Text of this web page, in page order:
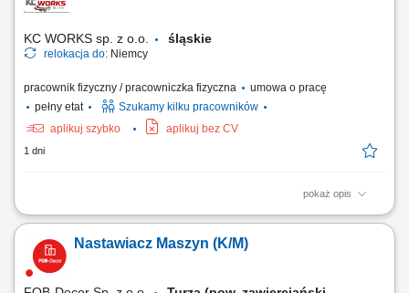
regulacja i kalibracja układów sterowania i hydrauliki siłowej,
KC WORKS sp. z o.o. śląskie
relokacja do: Niemcy
pracownik fizyczny / pracowniczka fizyczna
umowa o pracę
pełny etat
Szukamy kilku pracowników
aplikuj szybko
aplikuj bez CV
1 dni
pokaż opis
The work will be carried out at our production and assembly location in
mechanical components; Installation of machine parts according to
technical drawings; Mechanical fitting and assembly work; Assembly of
steel structures, piping, fans,...
Nastawiacz Maszyn (K/M)